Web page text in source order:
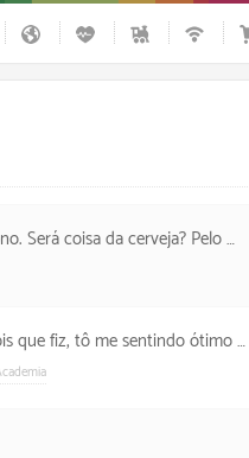
com um céu sem nuvens todo estrelado.
ótimo aqui. Façam atividades físicas.